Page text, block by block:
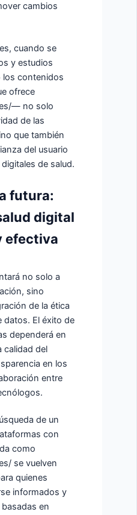
cambios
cuando se
y estudios
contenidos
ofrece
— no solo
de las
que también
del usuario
de salud.
futura:
digital
efectiva
no solo a
sino
de la ética
datos. El éxito de
dependerá en
calidad del
en los
entre
de un
con
como
se vuelven
quienes
informados y
en